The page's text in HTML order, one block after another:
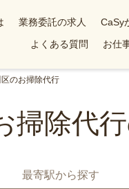
業務委託の求人
CaSy
よくある質問
お仕
のお掃除代行
掃除代
最寄駅から探す